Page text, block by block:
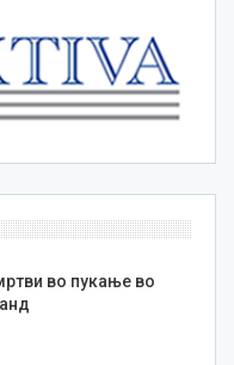
во пукање во